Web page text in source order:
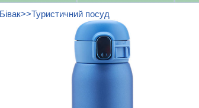
Бівак>>Туристичний посуд